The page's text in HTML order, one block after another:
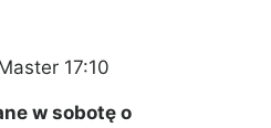
17:10
w sobotę o